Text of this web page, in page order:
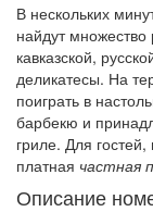
В нескольких
найдут
кавказской,
деликатесы. На
поиграть в
барбекю и
гриле. Для
платная частная
Описание